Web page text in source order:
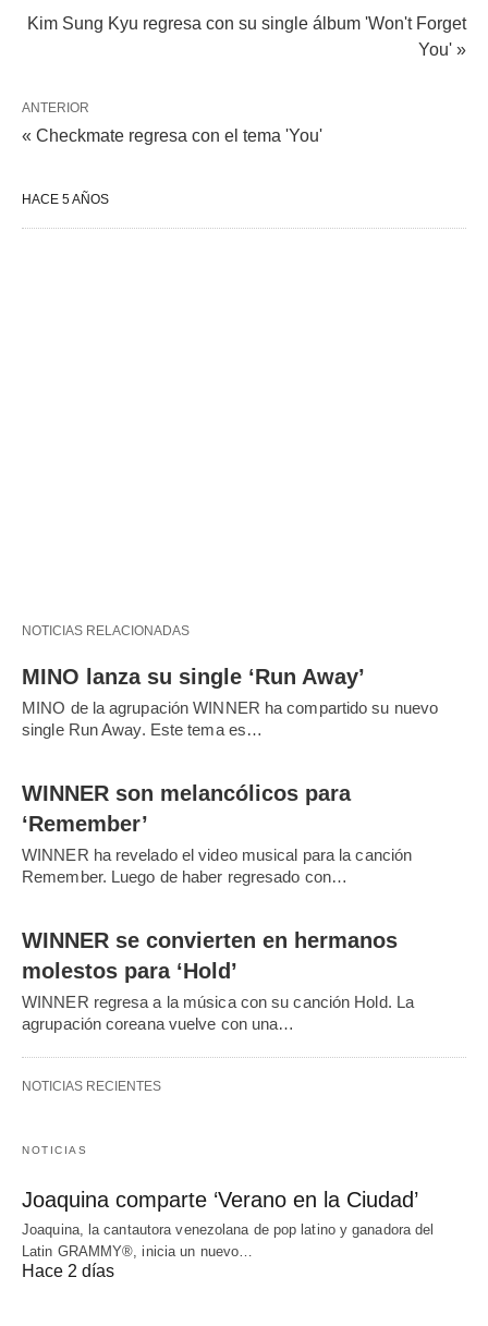
Kim Sung Kyu regresa con su single álbum 'Won't Forget
You' »
ANTERIOR
« Checkmate regresa con el tema 'You'
HACE 5 AÑOS
NOTICIAS RELACIONADAS
MINO lanza su single ‘Run Away’
MINO de la agrupación WINNER ha compartido su nuevo
single Run Away. Este tema es…
WINNER son melancólicos para
‘Remember’
WINNER ha revelado el video musical para la canción
Remember. Luego de haber regresado con…
WINNER se convierten en hermanos
molestos para ‘Hold’
WINNER regresa a la música con su canción Hold. La
agrupación coreana vuelve con una…
NOTICIAS RECIENTES
NOTICIAS
Joaquina comparte ‘Verano en la Ciudad’
Joaquina, la cantautora venezolana de pop latino y ganadora del
Latin GRAMMY®, inicia un nuevo…
Hace 2 días